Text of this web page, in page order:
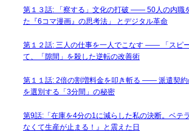
第１３話: 「察する」文化の打破 —— 50人の内職
た『6コマ漫画』の思考法」 とデジタル革命
第１２話: 三人の仕事を一人でこなす —— 「スピ
て、「隙間」を殺した逆転の改善術
第１１話: 2倍の割増料金を叩き斬る —— 派遣契約
を選別する「3分間」の秘密
第9話:「在庫を4分の1に減らした私の決断。ベテ
なくて生産が止まる！』と震えた日